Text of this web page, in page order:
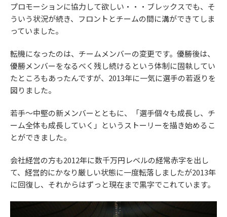
プロモーションに協力して欲しい・・・ブレックスでも、そ
ういう状況が続き、フロントとチームの間に溝ができてしま
っていました。
転機になったのは、チームメンバーの変更です。優勝後は、
優勝メンバーをなるべく残し続けるという体制に固執してい
たところもあったんですが、2013年に一気に選手の若返りを
図りました。
若手〜中堅の新メンバーとともに、「選手個々も成長し、チ
ーム全体も成長していく」というストーリーを描き始めるこ
とができました。
会社経営の方も2012年に数千万円レベルの経常赤字を出し
て、経営的にかなり厳しい状態に一度転落しましたが2013年
に回復し、それからはずっと現在まで黒字でこれています。